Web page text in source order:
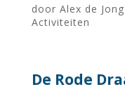
door Alex de Jong
Activiteiten
De Rode